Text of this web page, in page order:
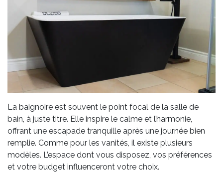
La baignoire est souvent le point focal de la salle de
bain, à juste titre. Elle inspire le calme et l’harmonie,
offrant une escapade tranquille après une journée bien
remplie. Comme pour les vanités, il existe plusieurs
modèles. L’espace dont vous disposez, vos préférences
et votre budget influenceront votre choix.